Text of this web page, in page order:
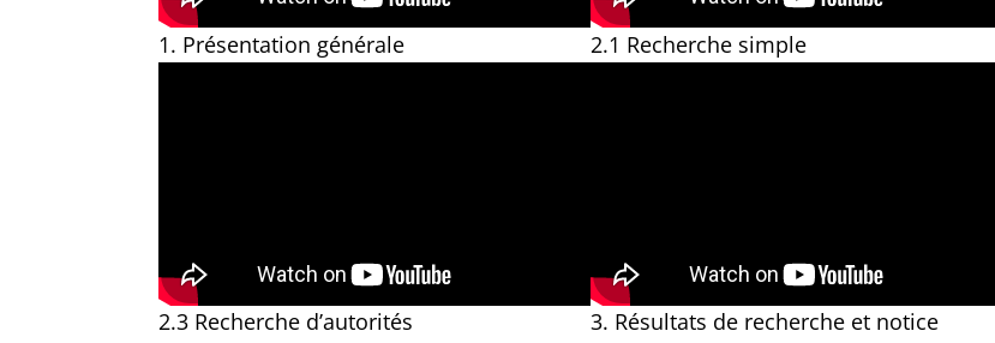
1. Présentation générale 2.1 Recherche simple
2.3 Recherche d’autorités
3. Résultats de recherche et notice